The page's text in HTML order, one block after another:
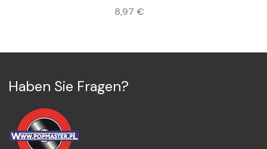
Preis
8,97 €
Haben Sie Fragen?